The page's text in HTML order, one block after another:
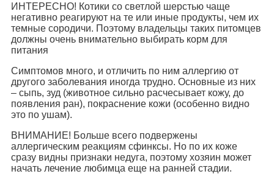
ИНТЕРЕСНО! Котики со светлой шерстью чаще
негативно реагируют на те или иные продукты, чем их
темные сородичи. Поэтому владельцы таких питомцев
должны очень внимательно выбирать корм для
питания
Симптомов много, и отличить по ним аллергию от
другого заболевания иногда трудно. Основные из них
– сыпь, зуд (животное сильно расчесывает кожу, до
появления ран), покраснение кожи (особенно видно
это по ушам).
ВНИМАНИЕ! Больше всего подвержены
аллергическим реакциям сфинксы. Но по их коже
сразу видны признаки недуга, поэтому хозяин может
начать лечение любимца еще на ранней стадии.